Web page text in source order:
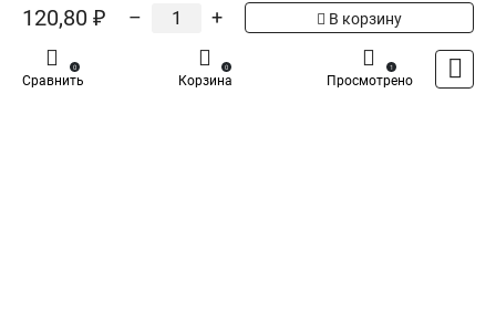
Общая оценка товара: 5 1
120,80 ₽ – + В корзину
Сравнить
0
Корзина
0
Просмотрено
1